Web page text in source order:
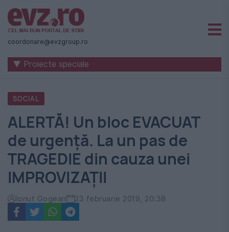
Știri
naționale
internaționale
România
-
Evenimentul
Zilei
coordonare@evzgroup.ro
▼ Proiecte speciale
SOCIAL
ALERTĂ! Un bloc EVACUAT
de urgență. La un pas de
TRAGEDIE din cauza unei
IMPROVIZAȚII
Ionut Gogean 23 februarie 2019, 20:38